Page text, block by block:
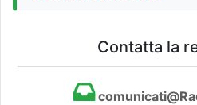
Contatta la